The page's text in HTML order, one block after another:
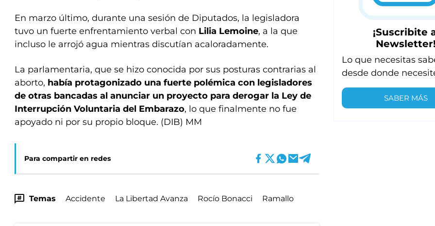
En marzo último, durante una sesión de Diputados, la legisladora
tuvo un fuerte enfrentamiento verbal con Lilia Lemoine, a la que
incluso le arrojó agua mientras discutían acaloradamente.
La parlamentaria, que se hizo conocida por sus posturas contrarias al
aborto, había protagonizado una fuerte polémica con legisladores
de otras bancadas al anunciar un proyecto para derogar la Ley de
Interrupción Voluntaria del Embarazo, lo que finalmente no fue
apoyado ni por su propio bloque. (DIB) MM
Para compartir en redes
Temas Accidente La Libertad Avanza Rocío Bonacci Ramallo
¡Suscribite
Lo que necesitas
desde donde
SABER MÁS